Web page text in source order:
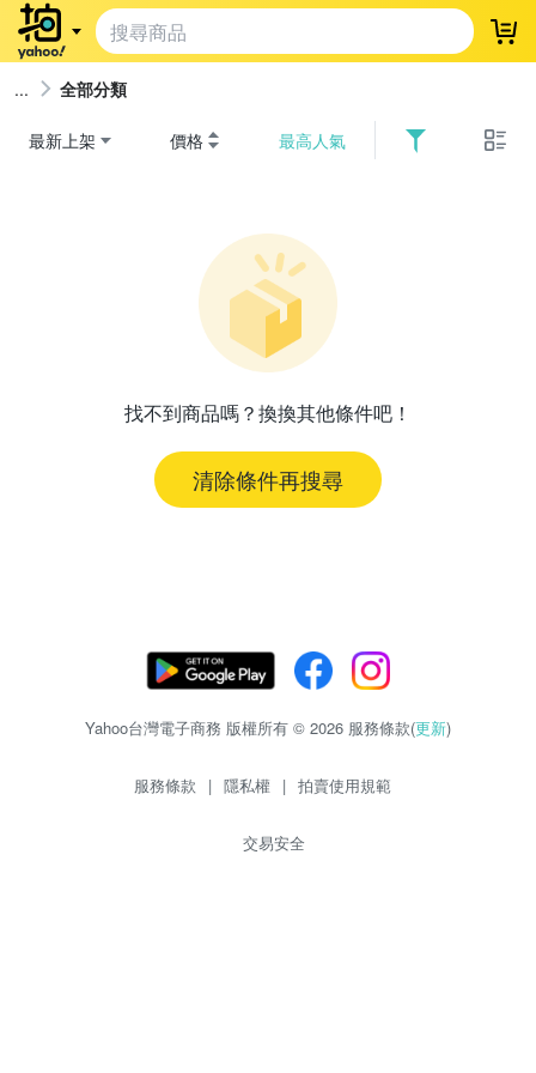
登
全部分類
最新上架 價格 最高人氣
找不到商品嗎？換換其他條件吧！
清除條件再搜尋
Yahoo台灣電子商務 版權所有 © 2026 服務條款(更新)
服務條款 | 隱私權 | 拍賣使用規範
交易安全